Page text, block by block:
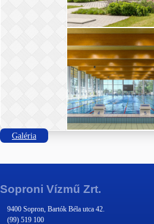
Galéria
Soproni Vízmű Zrt.
9400 Sopron, Bartók Béla utca 42.
(99) 519 100